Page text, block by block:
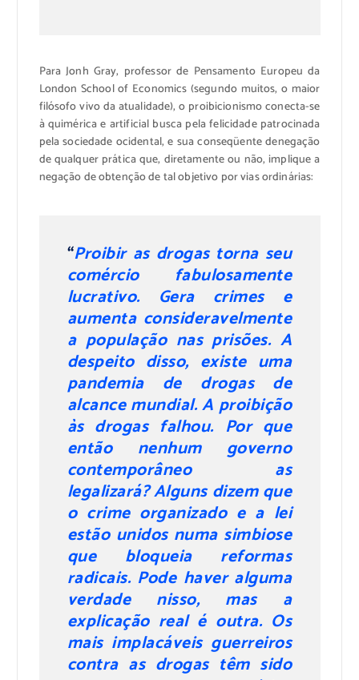
Para Jonh Gray, professor de Pensamento Europeu da
London School of Economics (segundo muitos, o maior
filósofo vivo da atualidade), o proibicionismo conecta-se
à quimérica e artificial busca pela felicidade patrocinada
pela sociedade ocidental, e sua conseqüente denegação
de qualquer prática que, diretamente ou não, implique a
negação de obtenção de tal objetivo por vias ordinárias:
“Proibir as drogas torna seu
comércio fabulosamente
lucrativo. Gera crimes e
aumenta consideravelmente
a população nas prisões. A
despeito disso, existe uma
pandemia de drogas de
alcance mundial. A proibição
às drogas falhou. Por que
então nenhum governo
contemporâneo as
legalizará? Alguns dizem que
o crime organizado e a lei
estão unidos numa simbiose
que bloqueia reformas
radicais. Pode haver alguma
verdade nisso, mas a
explicação real é outra. Os
mais implacáveis guerreiros
contra as drogas têm sido